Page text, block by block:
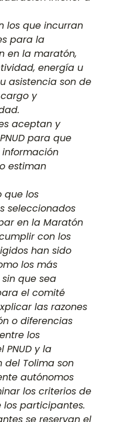
los que incurran
para la
en la maratón,
energía u
asistencia son de
y
aceptan y
para que
estiman
que los
seleccionados
en la Maratón
con los
han sido
los más
que sea
el comité
las razones
o diferencias
los
PNUD y la
del Tolima son
autónomos
los criterios de
los participantes.